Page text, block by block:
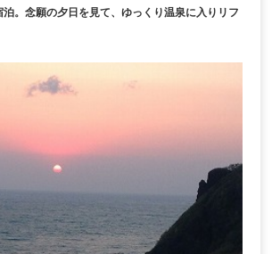
泊。念願の夕日を見て、ゆっくり温泉に入りリフ